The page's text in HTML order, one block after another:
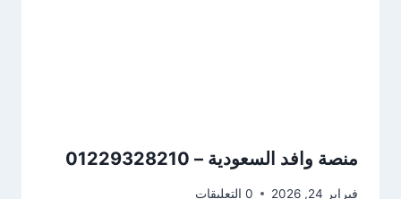
منصة وافد السعودية – 01229328210
فبراير 24, 2026 0 التعليقات